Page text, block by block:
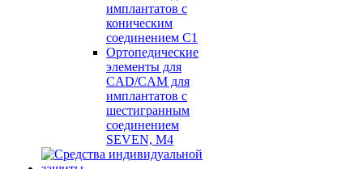
имплантатов с
коническим
соединением С1
Ортопедические
элементы для
CAD/CAM для
имплантатов с
шестигранным
соединением
SEVEN, М4